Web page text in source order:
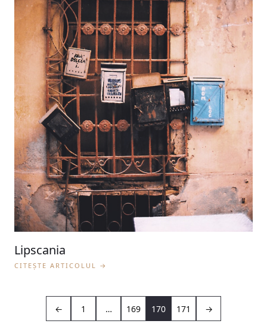
Lipscania
CITEȘTE ARTICOLUL →
← 1 … 169 170 171 →